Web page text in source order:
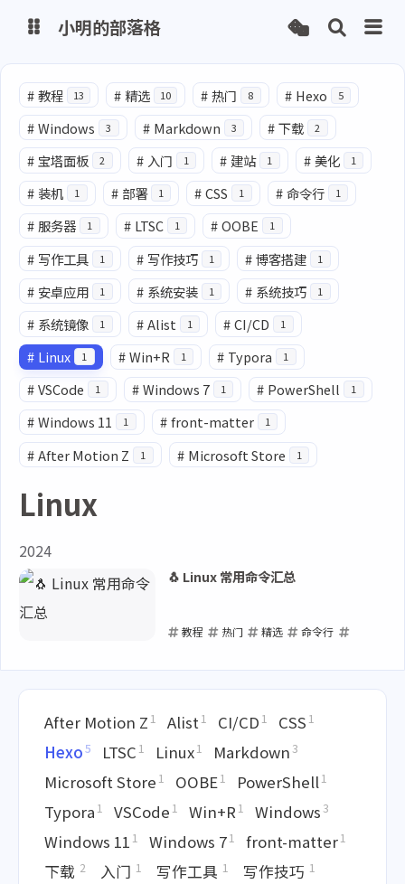
博客
网盘
小明的部落格
#教程 13 # 精选 10 #热门 8 # Hexo 5
#Windows 3 # Markdown 3 #下载 2
# 宝塔面板 2 # 入门 1 # 建站 1 # 美化 1
# 装机 1 # 部署 1 #CSS 1 # 命令行 1
#服务器 1 # LTSC 1 #OOBE 1
# 写作工具 1 # 写作技巧 1 #博客搭建 1
# 安卓应用 1 # 系统安装 1 # 系统技巧 1
# 系统镜像 1 # Alist 1 #CI/CD 1
# Linux 1 # Win+R 1 # Typora 1
#VSCode 1 # Windows 7 1 # PowerShell 1
#Windows 11 1 # front-matter 1
#After Motion Z 1 # Microsoft Store 1
Linux
2024
🐧 Linux 常用命令汇总
教程 热门 精选
命令行
2024-02-24
After Motion Z 1 Alist1 CI/CD 1 CSS 1
Hexo5 LTSC 1 Linux1 Markdown3
Microsoft Store 1 OOBE1 PowerShell1
Typora 1 VSCode 1 Win+R 1 Windows3
Windows 11 1 Windows 71 front-matter1
下载 2 入门 1 写作工具 1 写作技巧 1